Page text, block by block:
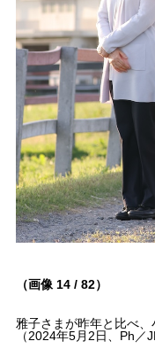
（画像 14 / 82）
雅子さまが昨年と比べ
（2024年5月2日、Ph／